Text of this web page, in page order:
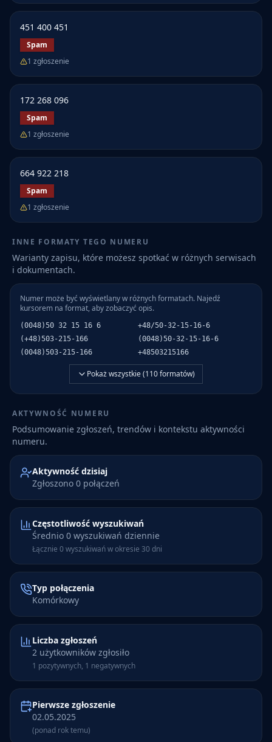
451 400 451
Spam
1 zgłoszenie
172 268 096
Spam
1 zgłoszenie
664 922 218
Spam
1 zgłoszenie
INNE FORMATY TEGO NUMERU
Warianty zapisu, które możesz spotkać w różnych serwisach
i dokumentach.
Numer może być wyświetlany w różnych formatach. Najedź
kursorem na format, aby zobaczyć opis.
(0048)50 32 15 16 6
+48/50-32-15-16-6
(+48)503-215-166
(0048)50-32-15-16-6
(0048)503-215-166
+48503215166
Pokaż wszystkie (110formatów)
AKTYWNOŚĆ NUMERU
Podsumowanie zgłoszeń, trendów i kontekstu aktywności
numeru.
Aktywność dzisiaj
Zgłoszono 0 połączeń
Częstotliwość wyszukiwań
Średnio 0 wyszukiwań dziennie
Łącznie 0 wyszukiwań w okresie 30 dni
Typ połączenia
Komórkowy
Liczba zgłoszeń
2 użytkowników zgłosiło
1 pozytywnych, 1 negatywnych
Pierwsze zgłoszenie
02.05.2025
(ponad rok temu)